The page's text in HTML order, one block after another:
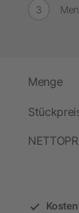
Menge